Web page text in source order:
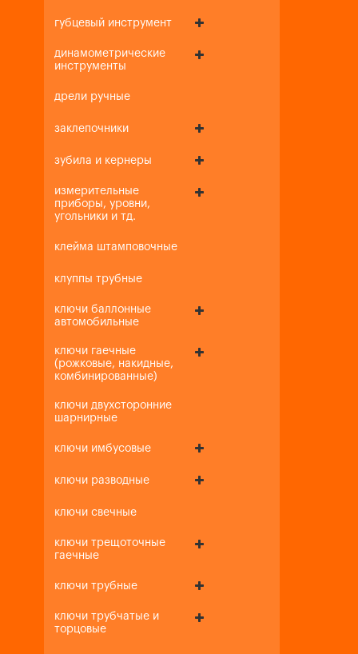
губцевый инструмент
динамометрические
инструменты
дрели ручные
заклепочники
зубила и кернеры
измерительные
приборы, уровни,
угольники и тд.
клейма штамповочные
клуппы трубные
ключи баллонные
автомобильные
ключи гаечные
(рожковые, накидные,
комбинированные)
ключи двухсторонние
шарнирные
ключи имбусовые
ключи разводные
ключи свечные
ключи трещоточные
гаечные
ключи трубные
ключи трубчатые и
торцовые